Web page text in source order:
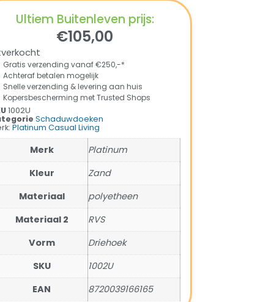
Ultiem Buitenleven prijs:
€105,00
Gratis verzending vanaf €250,-*
Achteraf betalen mogelijk
Snelle verzending & levering aan huis
Kopersbescherming met Trusted Shops
1002U
Schaduwdoeken
Platinum Casual Living
Merk
Platinum
Kleur
Zand
Materiaal
polyetheen
Materiaal 2
RVS
Vorm
Driehoek
SKU
1002U
EAN
8720039166165